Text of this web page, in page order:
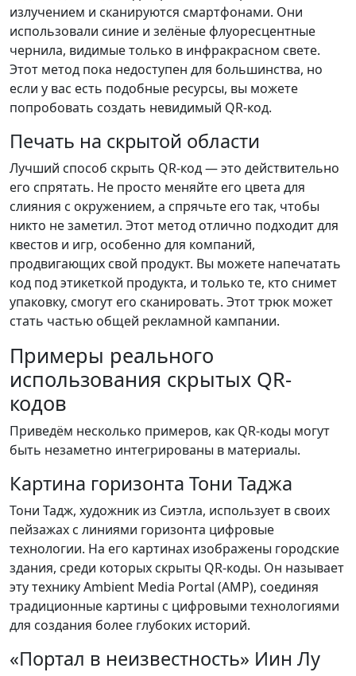
излучением и сканируются смартфонами. Они
использовали синие и зелёные флуоресцентные
чернила, видимые только в инфракрасном свете.
Этот метод пока недоступен для большинства, но
если у вас есть подобные ресурсы, вы можете
попробовать создать невидимый QR-код.
Печать на скрытой области
Лучший способ скрыть QR-код — это действительно
его спрятать. Не просто меняйте его цвета для
слияния с окружением, а спрячьте его так, чтобы
никто не заметил. Этот метод отлично подходит для
квестов и игр, особенно для компаний,
продвигающих свой продукт. Вы можете напечатать
код под этикеткой продукта, и только те, кто снимет
упаковку, смогут его сканировать. Этот трюк может
стать частью общей рекламной кампании.
Примеры реального
использования скрытых QR-
кодов
Приведём несколько примеров, как QR-коды могут
быть незаметно интегрированы в материалы.
Картина горизонта Тони Таджа
Тони Тадж, художник из Сиэтла, использует в своих
пейзажах с линиями горизонта цифровые
технологии. На его картинах изображены городские
здания, среди которых скрыты QR-коды. Он называет
эту технику Ambient Media Portal (AMP), соединяя
традиционные картины с цифровыми технологиями
для создания более глубоких историй.
«Портал в неизвестность» Иин Лу